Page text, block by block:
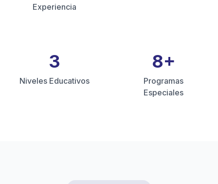
Experiencia
3
Niveles Educativos
8+
Programas
Especiales